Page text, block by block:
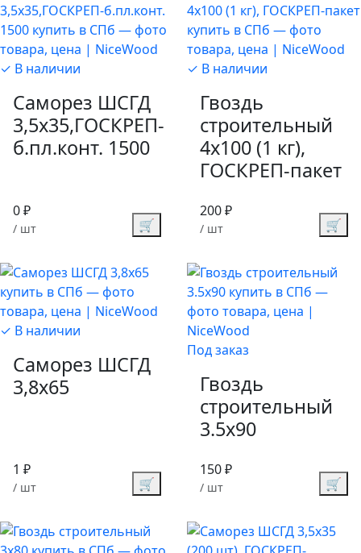
✓ В наличии
Саморез ШСГД
3,5х35,ГОСКРЕП-
б.пл.конт. 1500
0 ₽
/ шт 🛒
✓ В наличии
Гвоздь
строительный
4х100 (1 кг),
ГОСКРЕП-пакет
200 ₽
/ шт 🛒
✓ В наличии
Саморез ШСГД
3,8х65
1 ₽
/ шт 🛒
Под заказ
Гвоздь
строительный
3.5х90
150 ₽
/ шт 🛒